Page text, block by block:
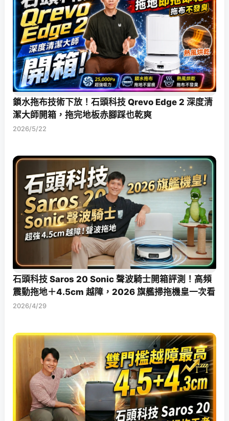
鎖水拖布技術下放！石頭科技 Qrevo Edge 2 深度清
潔大師開箱，拖完地板赤腳踩也乾爽
2026/5/22
石頭科技 Saros 20 Sonic 聲波騎士開箱評測！高頻
震動拖地＋4.5cm 越障，2026 旗艦掃拖機皇一次看
2026/4/29